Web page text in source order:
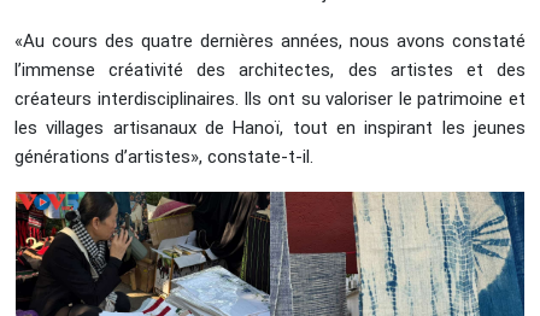
«Au cours des quatre dernières années, nous avons constaté
l’immense créativité des architectes, des artistes et des
créateurs interdisciplinaires. Ils ont su valoriser le patrimoine et
les villages artisanaux de Hanoï, tout en inspirant les jeunes
générations d’artistes», constate-t-il.